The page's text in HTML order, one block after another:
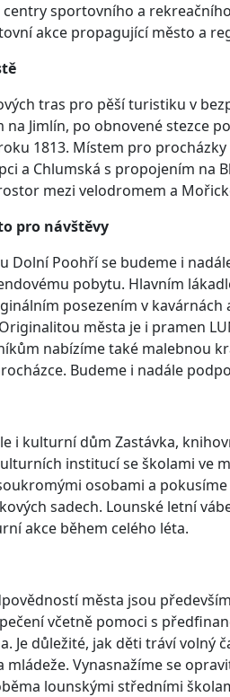
sportovního a
akce propagující město a
tras pro pěší turistiku v
Jimlín, po obnovené stezce
1813. Místem pro
a Chlumská s propojením na
mezi velodromem a
pro návštěvy
Dolní Poohří se budeme i
pobytu. Hlavním
posezením v
města je i pramen
nabízíme také malebnou
Budeme i nadále
i kulturní dům Zastávka,
institucí se školami ve
osobami a pokusíme
sadech. Lounské letní
akce během celého léta.
města jsou
včetně pomoci s
Je důležité, jak děti tráví volný
Vynasnažíme se
lounskými středními